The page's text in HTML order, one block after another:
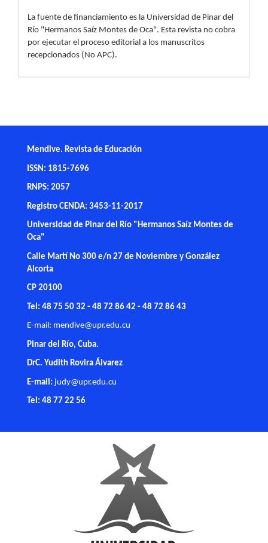
La fuente de financiamiento es la Universidad de Pinar del
Río "Hermanos Saíz Montes de Oca". Esta revista no cobra
por ejecutar el proceso editorial a los manuscritos
recepcionados (No APC).
Mendive. Revista de Educación
ISSN: 1815-7696
RNPS: 2057
Registro CENDA: 3453-11-2017
Universidad de Pinar del Río "Hermanos Saíz Montes de
Oca"
Calle Martí No 300 e/n 27 de Noviembre y González
Alcorta
CP 20100
Tel: 48 75 50 32 - 48 72 86 42 - 48 72 86 43
E-mail: mendive@upr.edu.cu
Pinar del Río, Cuba.
DrC. Yudith Rovira Álvarez
E-mail: judy@upr.edu.cu
Tel: 48 77 22 56